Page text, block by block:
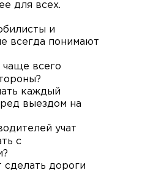
для всех.
и
всегда понимают
всего
каждый
выездом на
учат
с
сделать дороги